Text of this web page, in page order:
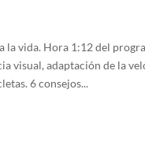
la vida. Hora 1:12 del
visual, adaptación de la
6 consejos...